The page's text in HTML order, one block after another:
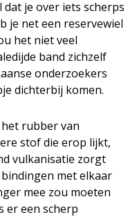
dat je over iets scherps
je net een reservewiel
het niet veel
band zichzelf
onderzoekers
dichterbij komen.
rubber van
stof die erop lijkt,
vulkanisatie zorgt
met elkaar
mee zou moeten
er een scherp